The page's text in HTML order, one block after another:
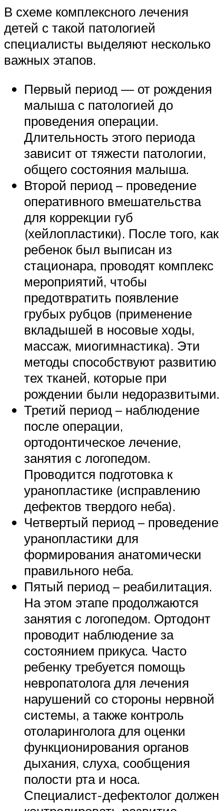
В схеме комплексного лечения
детей с такой патологией
специалисты выделяют несколько
важных этапов.
Первый период — от рождения
малыша с патологией до
проведения операции.
Длительность этого периода
зависит от тяжести патологии,
общего состояния малыша.
Второй период – проведение
оперативного вмешательства
для коррекции губ
(хейлопластики). После того, как
ребенок был выписан из
стационара, проводят комплекс
мероприятий, чтобы
предотвратить появление
грубых рубцов (применение
вкладышей в носовые ходы,
массаж, миогимнастика). Эти
методы способствуют развитию
тех тканей, которые при
рождении были недоразвитыми.
Третий период – наблюдение
после операции,
ортодонтическое лечение,
занятия с логопедом.
Проводится подготовка к
уранопластике (исправлению
дефектов твердого неба).
Четвертый период – проведение
уранопластики для
формирования анатомически
правильного неба.
Пятый период – реабилитация.
На этом этапе продолжаются
занятия с логопедом. Ортодонт
проводит наблюдение за
состоянием прикуса. Часто
ребенку требуется помощь
невропатолога для лечения
нарушений со стороны нервной
системы, а также контроль
отоларинголога для оценки
функционирования органов
дыхания, слуха, сообщения
полости рта и носа.
Специалист-дефектолог должен